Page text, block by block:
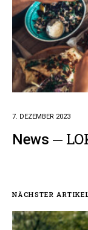
7. DEZEMBER 2023
News
NÄCHSTER